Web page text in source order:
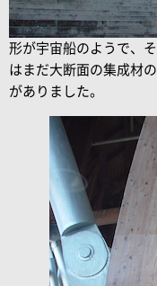
形が宇宙船のようで、
はまだ大断面の集成材
がありました。